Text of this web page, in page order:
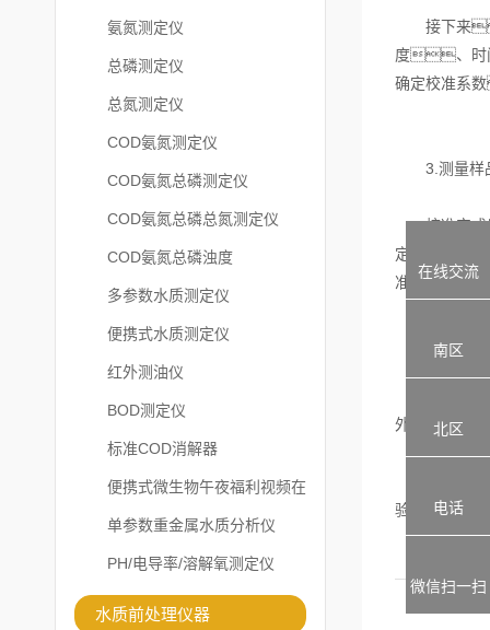
氨氮测定仪
总磷测定仪
总氮测定仪
COD氨氮测定仪
COD氨氮总磷测定仪
COD氨氮总磷总氮测定仪
COD氨氮总磷浊度
多参数水质测定仪
便携式水质测定仪
红外测油仪
BOD测定仪
标准COD消解器
便携式微生物午夜福利视频在
线观看
单参数重金属水质分析仪
PH/电导率/溶解氧测定仪
水质前处理仪器
接下来
度、时
确定校准系
3.测量样
校准完成
定的时间内
准系数计算
4.数据处
外，还
验结果的准
在线交流
南区
北区
电话
微信扫一扫